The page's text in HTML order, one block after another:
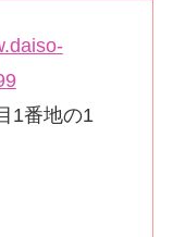
1番地の1